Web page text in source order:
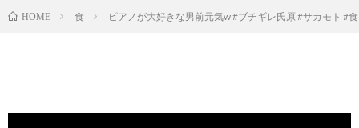
HOME 食 ピアノが大好きな男前元気w #ブチギレ氏原 #サカモト #